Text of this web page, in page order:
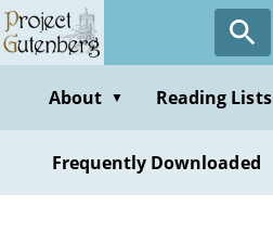
Skip
to
contentAbout ▼ Reading Lists
Frequently Downloaded